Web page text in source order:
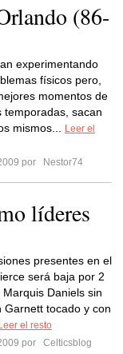
(86-
experimentando
físicos pero,
momentos de
temporadas, sacan
mismos...
Leer el
por
Nestor74
líderes
presentes en el
será baja por 2
Daniels sin
Garnett tocado y con
Leer el resto
por
Celticsblog